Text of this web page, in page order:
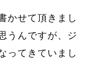
かせて頂きまし
うんですが、ジ
ってきていまし